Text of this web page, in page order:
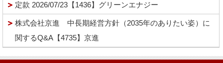
定款 2026/07/23【1436】グリーンエナジー
株式会社京進 中長期経営方針（2035年のありたい姿）に
関するQ&A【4735】京進